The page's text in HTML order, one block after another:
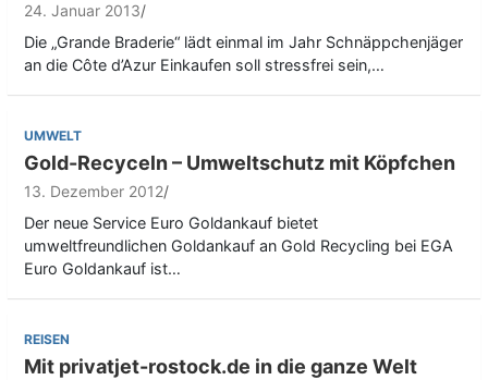
24. Januar 2013
Die „Grande Braderie“ lädt einmal im Jahr Schnäppchenjäger
an die Côte d’Azur Einkaufen soll stressfrei sein,…
UMWELT
Gold-Recyceln – Umweltschutz mit Köpfchen
13. Dezember 2012
Der neue Service Euro Goldankauf bietet
umweltfreundlichen Goldankauf an Gold Recycling bei EGA
Euro Goldankauf ist…
REISEN
Mit privatjet-rostock.de in die ganze Welt